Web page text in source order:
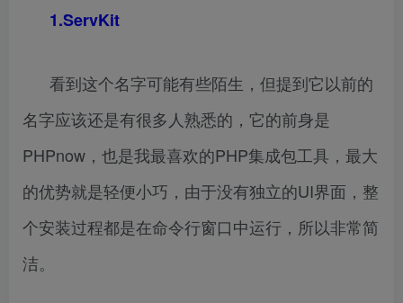
1.ServKit
看到这个名字可能有些陌生，但提到它以前的
名字应该还是有很多人熟悉的，它的前身是
PHPnow，也是我最喜欢的PHP集成包工具，最大
的优势就是轻便小巧，由于没有独立的UI界面，整
个安装过程都是在命令行窗口中运行，所以非常简
洁。